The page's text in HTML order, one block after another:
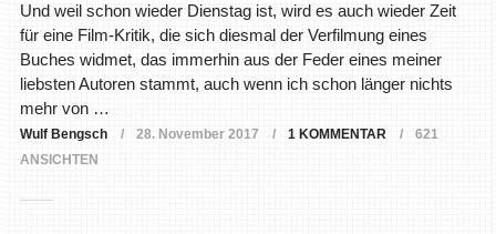
Und weil schon wieder Dienstag ist, wird es auch wieder Zeit
für eine Film-Kritik, die sich diesmal der Verfilmung eines
Buches widmet, das immerhin aus der Feder eines meiner
liebsten Autoren stammt, auch wenn ich schon länger nichts
mehr von …
Wulf Bengsch 28. November 2017 1 KOMMENTAR
621
ANSICHTEN